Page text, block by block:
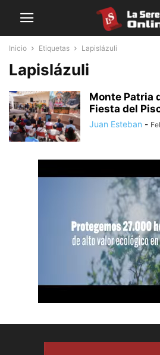
Inicio Etiquetas Lapislázuli
Lapislázuli
Monte Patria
Fiesta del
Juan Esteban -